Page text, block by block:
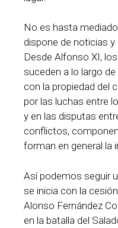
No es hasta
dispone de noticias
Desde Alfonso XI,
suceden a lo largo
con la propiedad del
por las luchas entre
y en las disputas
conflictos,
forman en general la
Así podemos seguir
se inicia con la
Alonso Fernández
en la batalla del